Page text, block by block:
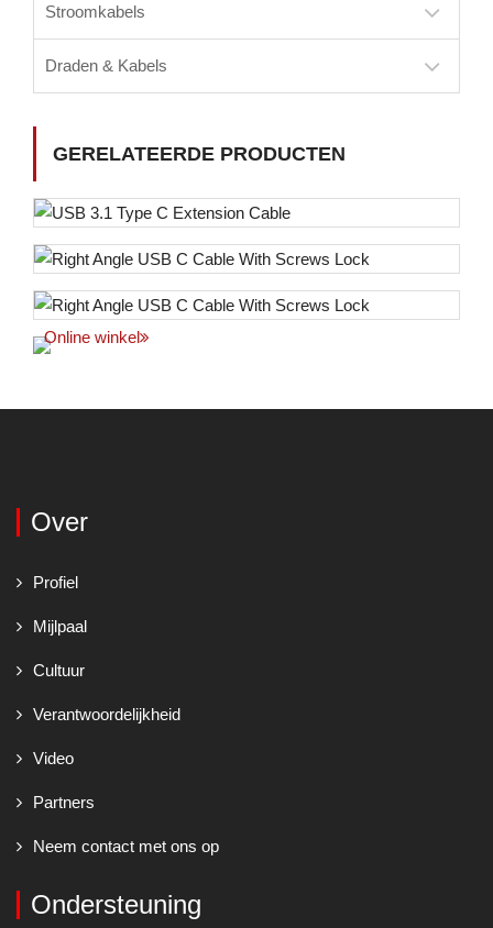
Stroomkabels
Draden & Kabels
GERELATEERDE PRODUCTEN
Online winkel
Over
Profiel
Mijlpaal
Cultuur
Verantwoordelijkheid
Video
Partners
Neem contact met ons op
Ondersteuning